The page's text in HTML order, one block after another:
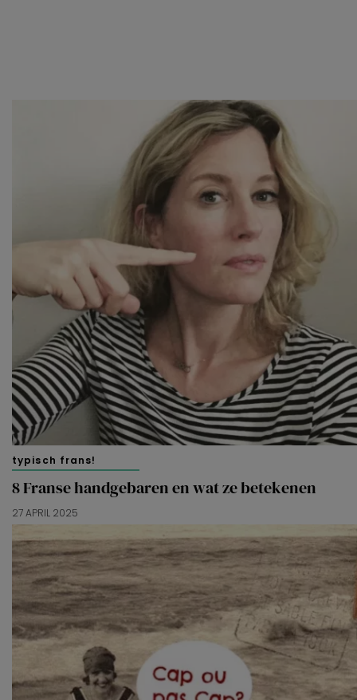
typisch frans!
8 Franse handgebaren en wat ze betekenen
27 APRIL 2025